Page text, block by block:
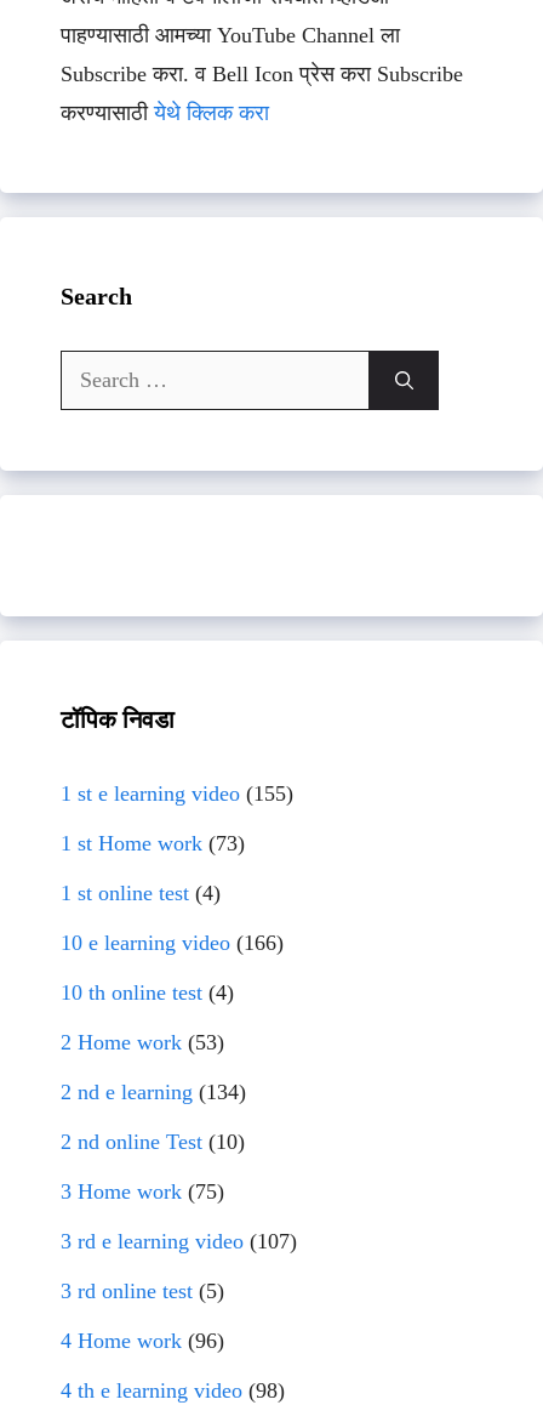
पाहण्यासाठी आमच्या YouTube Channel ला
Subscribe करा. व Bell Icon प्रेस करा Subscribe
करण्यासाठीयेथे क्लिक करा
Search
Search
for:
टॉपिक निवडा
1 st e learning video (155)
1 st Home work (73)
1 st online test (4)
10 e learning video (166)
10 th online test (4)
2 Home work (53)
2 nd e learning (134)
2 nd online Test (10)
3 Home work (75)
3 rd e learning video (107)
3 rd online test (5)
4 Home work (96)
4 th e learning video (98)